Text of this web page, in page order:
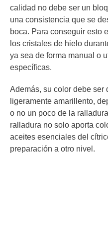
calidad no debe ser un
una consistencia que se
boca. Para conseguir esto
los cristales de hielo
ya sea de forma manual o
específicas.
Además, su color debe ser
ligeramente amarillento,
o no un poco de la
ralladura no solo aporta
aceites esenciales del
preparación a otro nivel.